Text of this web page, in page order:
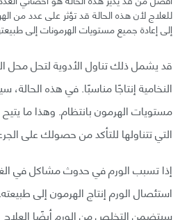
للعلاج لأن هذه الحالة قد تؤثر على عدد من
إلى إعادة جميع مستويات الهرمونات إلى
قد يشمل ذلك تناول الأدوية لتحل محل
النخامية إنتاجًا مناسبًا. في هذه
مستويات الهرمون بانتظام. وهذا ما
التي تتناولها للتأكد من حصولك على
إذا تسبب الورم في حدوث مشاكل في
استئصال الورم إنتاج الهرمون إلى
سيتضمن التخلص من الورم أيضًا العلاج